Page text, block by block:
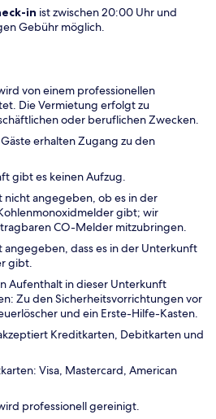
in ist zwischen 20:00 Uhr und
Gebühr möglich.
von einem professionellen
Die Vermietung erfolgt zu
oder beruflichen Zwecken.
erhalten Zugang zu den
gibt es keinen Aufzug.
nicht angegeben, ob es in der
gibt; wir
CO-Melder mitzubringen.
angegeben, dass es in der Unterkunft
gibt.
Aufenthalt in dieser Unterkunft
Zu den Sicherheitsvorrichtungen vor
und ein Erste-Hilfe-Kasten.
Kreditkarten, Debitkarten und
Visa, Mastercard, American
professionell gereinigt.